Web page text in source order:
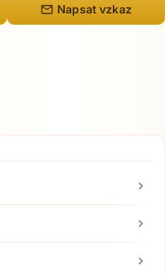
mail Napsat vzkaz
chevron_right
chevron_right
chevron_right